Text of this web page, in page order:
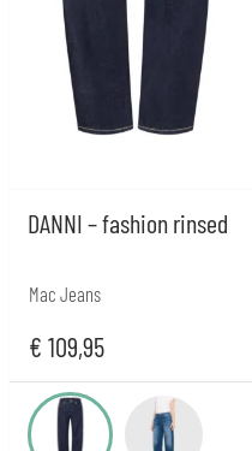
DANNI – fashion rinsed
Mac Jeans
€ 109,95